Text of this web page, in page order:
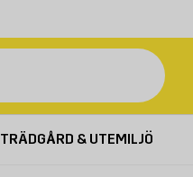
TRÄDGÅRD & UTEMILJÖ